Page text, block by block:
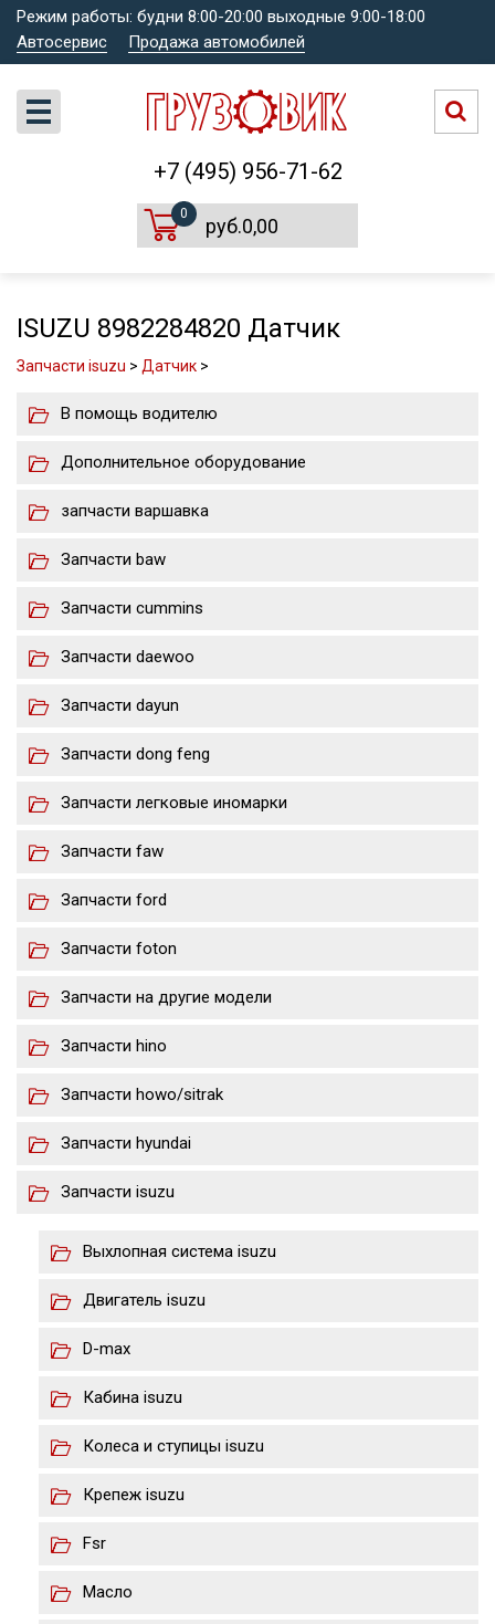
Режим работы: будни 8:00-20:00 выходные 9:00-18:00
Автосервис
Продажа автомобилей
+7 (495) 956-71-62
0
руб.0,00
ISUZU 8982284820 Датчик
Запчасти isuzu > Датчик >
В помощь водителю
Дополнительное оборудование
запчасти варшавка
Запчасти baw
Запчасти cummins
Запчасти daewoo
Запчасти dayun
Запчасти dong feng
Запчасти легковые иномарки
Запчасти faw
Запчасти ford
Запчасти foton
Запчасти на другие модели
Запчасти hino
Запчасти howo/sitrak
Запчасти hyundai
Запчасти isuzu
Выхлопная система isuzu
Двигатель isuzu
D-max
Кабина isuzu
Колеса и ступицы isuzu
Крепеж isuzu
Fsr
Масло